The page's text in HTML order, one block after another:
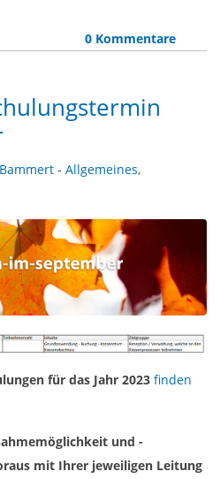
0 Kommentare
- Allgemeines,
für das Jahr 2023 finden
und -
mit Ihrer jeweiligen Leitung